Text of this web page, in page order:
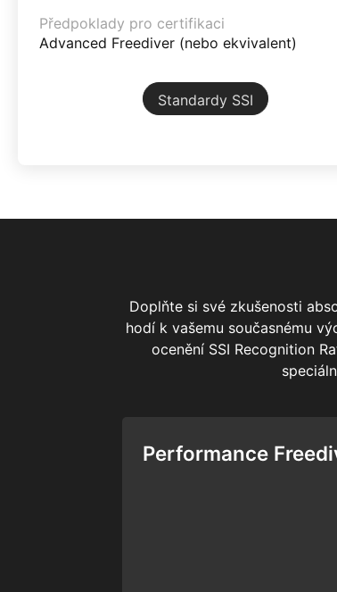
Předpoklady pro certifikaci
Advanced Freediver (nebo ekvivalent)
Standardy SSI
Doplňte si své zkušenosti
hodí k vašemu současnému
ocenění SSI Recognition
Performance